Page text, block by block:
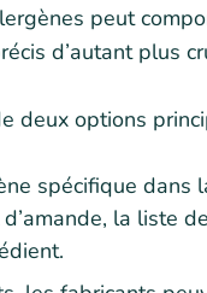
peut
d’autant plus
deux options
spécifique dans
la liste